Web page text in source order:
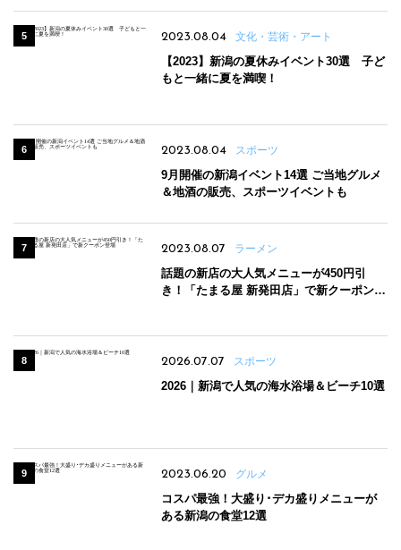
2023.08.04 文化・芸術・アート
【2023】新潟の夏休みイベント30選 子ど
もと一緒に夏を満喫！
2023.08.04 スポーツ
9月開催の新潟イベント14選 ご当地グルメ
＆地酒の販売、スポーツイベントも
2023.08.07 ラーメン
話題の新店の大人気メニューが450円引
き！「たまる屋 新発田店」で新クーポン登
2026.07.07 スポーツ
2026｜新潟で人気の海水浴場＆ビーチ10選
2023.06.20 グルメ
コスパ最強！大盛り･デカ盛りメニューが
ある新潟の食堂12選